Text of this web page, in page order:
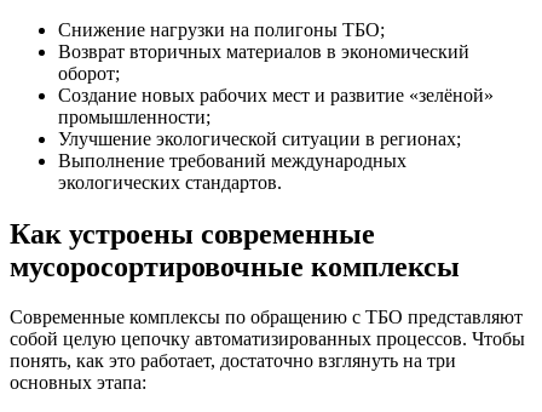
Снижение нагрузки на полигоны ТБО;
Возврат вторичных материалов в экономический
оборот;
Создание новых рабочих мест и развитие «зелёной»
промышленности;
Улучшение экологической ситуации в регионах;
Выполнение требований международных
экологических стандартов.
Как устроены современные
мусоросортировочные комплексы
Современные комплексы по обращению с ТБО представляют
собой целую цепочку автоматизированных процессов. Чтобы
понять, как это работает, достаточно взглянуть на три
основных этапа: